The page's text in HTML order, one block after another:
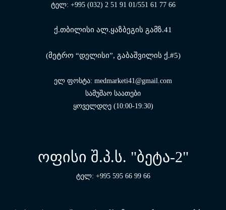
ტელ: +995 (032) 2 51 91 01/551 61 77 66
ქ.თბილისი ალ.ყაზბეგის გამზ.41
(მეტრო “დელისი”, გაბაშვილის ქ.#5)
ელ ფოსტა: medmarketi41@gmail.com
სამუშაო საათები
ყოველდღე (10:00-19:30)
ოფისი შ.პ.ს. "ბეტა-2"
ტელ: +995 595 66 99 66